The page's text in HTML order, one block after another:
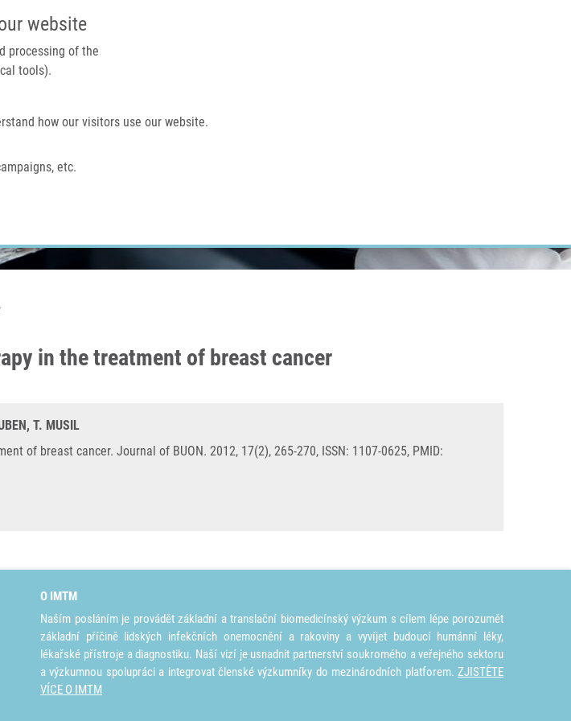
website
processing of the
tools).
how our visitors use our website.
etc.
IMTM PORTÁL
O nás
in the treatment of breast cancer
T. MUSIL
of breast cancer. Journal of BUON. 2012, 17(2), 265-270, ISSN: 1107-0625, PMID:
O IMTM
Naším posláním je provádět základní a translační biomedicínský výzkum s cílem lépe porozumět
základní příčině lidských infekčních onemocnění a rakoviny a vyvíjet budoucí humánní léky,
lékařské přístroje a diagnostiku. Naší vizí je usnadnit partnerství soukromého a veřejného sektoru
a výzkumnou spolupráci a integrovat členské výzkumníky do mezinárodních platforem. ZJISTĚTE
VÍCE O IMTM